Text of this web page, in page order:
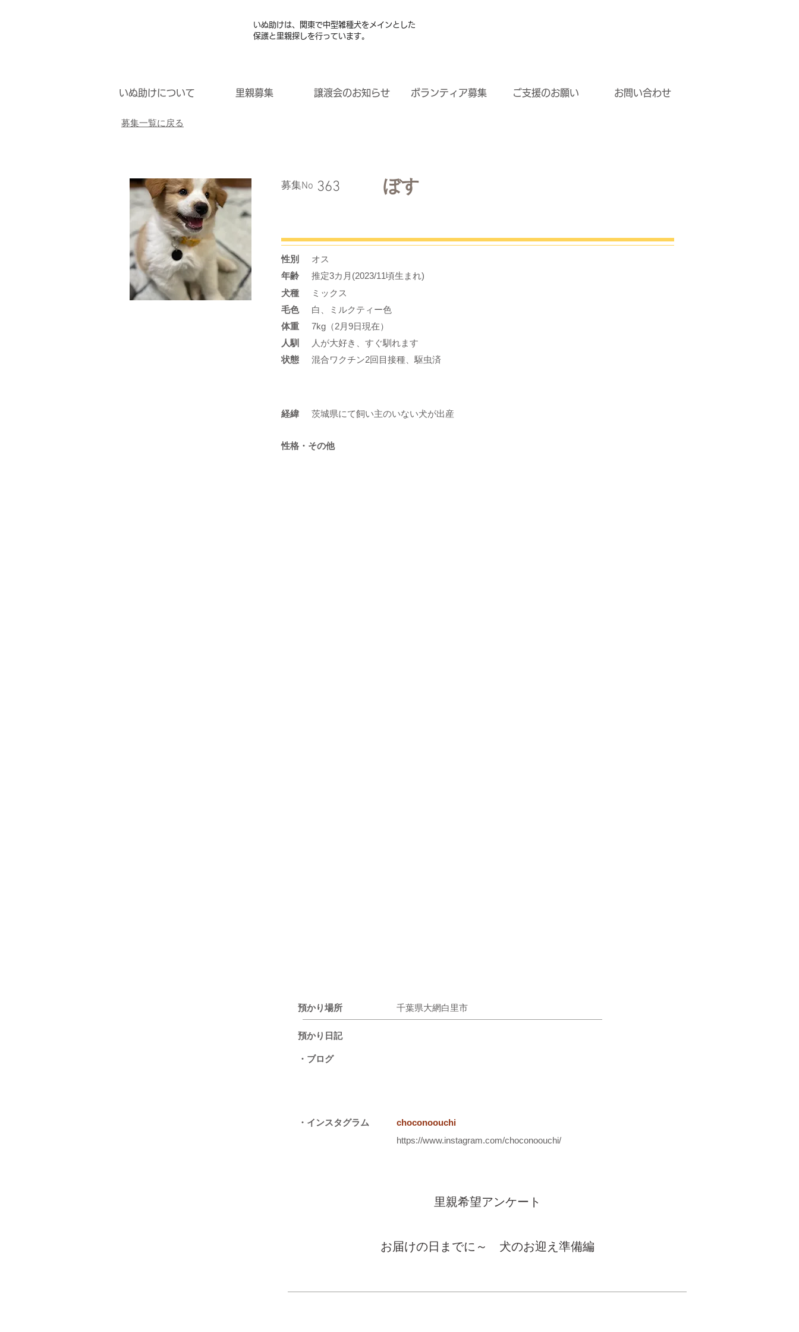
いぬ助けは、関東で中型雑種犬をメインとした
保護と里親探しを行っています。
いぬ助けについて 里親募集 譲渡会のお知らせ ボランティア募集 ご支援のお願い お問い合わせ
募集一覧に戻る
​募集No 363 ぼす
性別
オス
年齢
推定3カ月(2023/11頃生まれ)
ミックス
​犬種
​毛色
白、ミルクティー色
体重
7kg（2月9日現在）
人馴
人が大好き、すぐ馴れます
状態
混合ワクチン2回目接種、駆虫済
​経緯 茨城県にて飼い主のいない犬が出産
性格・その他
預かり場所 千葉県大網白里市
預かり日記
・ブログ
・インスタグラム
choconoouchi
https://www.instagram.com/choconoouchi/
里親希望アンケート
お届けの日までに～ 犬のお迎え準備編